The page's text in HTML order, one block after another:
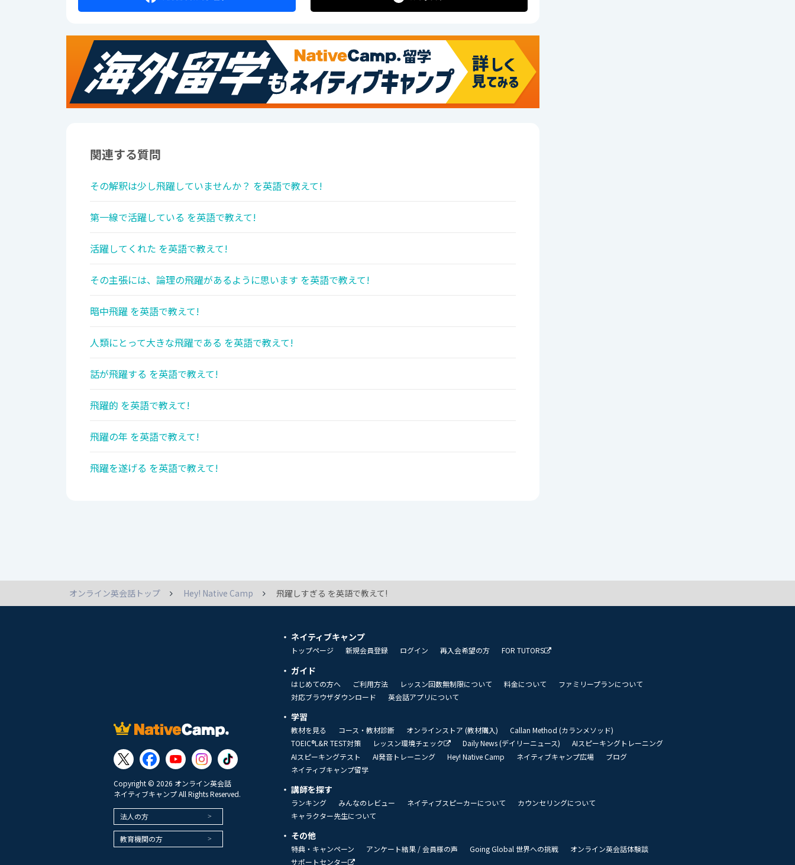
関連する質問
その解釈は少し飛躍していませんか？ を英語で教えて!
第一線で活躍している を英語で教えて!
活躍してくれた を英語で教えて!
その主張には、論理の飛躍があるように思います を英語で教えて!
暗中飛躍 を英語で教えて!
人類にとって大きな飛躍である を英語で教えて!
話が飛躍する を英語で教えて!
飛躍的 を英語で教えて!
飛躍の年 を英語で教えて!
飛躍を遂げる を英語で教えて!
オンライン英会話トップ Hey! Native Camp 飛躍しすぎる を英語で教えて!
Copyright © 2026 オンライン英会話
ネイティブキャンプ All Rights Reserved.
法人の方
教育機関の方
ネイティブキャンプ
トップページ 新規会員登録 ログイン 再入会希望の方 FOR TUTORS
ガイド
はじめての方へ ご利用方法 レッスン回数無制限について 料金について
ファミリープランについて
対応ブラウザダウンロード
英会話アプリについて
学習
教材を見る コース・教材診断 オンラインストア (教材購入)
Callan Method (カランメソッド)
TOEIC®L&R TEST対策
レッスン環境チェック Daily News (デイリーニュース)
AIスピーキングトレーニング
AIスピーキングテスト
AI発音トレーニング Hey! Native Camp ネイティブキャンプ広場
ブログ
ネイティブキャンプ留学
講師を探す
ランキング みんなのレビュー ネイティブスピーカーについて
カウンセリングについて
キャラクター先生について
その他
特典・キャンペーン アンケート結果 / 会員様の声 Going Global 世界への挑戦
オンライン英会話体験談
サポートセンター